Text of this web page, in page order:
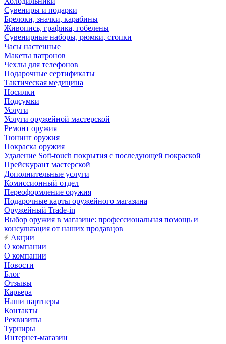
Сувениры и подарки
Брелоки, значки, карабины
Живопись, графика, гобелены
Сувенирные наборы, рюмки, стопки
Часы настенные
Макеты патронов
Чехлы для телефонов
Подарочные сертификаты
Тактическая медицина
Носилки
Подсумки
Услуги
Услуги оружейной мастерской
Ремонт оружия
Тюнинг оружия
Покраска оружия
Удаление Soft-touch покрытия с последующей покраской
Прейскурант мастерской
Дополнительные услуги
Комиссионный отдел
Переоформление оружия
Подарочные карты оружейного магазина
Оружейный Trade-in
Выбор оружия в магазине: профессиональная помощь и
консультация от наших продавцов
Акции
О компании
О компании
Новости
Блог
Отзывы
Карьера
Наши партнеры
Контакты
Реквизиты
Турниры
Интернет-магазин